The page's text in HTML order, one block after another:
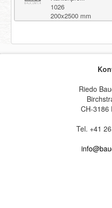
1026
200x2500 mm
Riedo
CH-3186
Tel. +41